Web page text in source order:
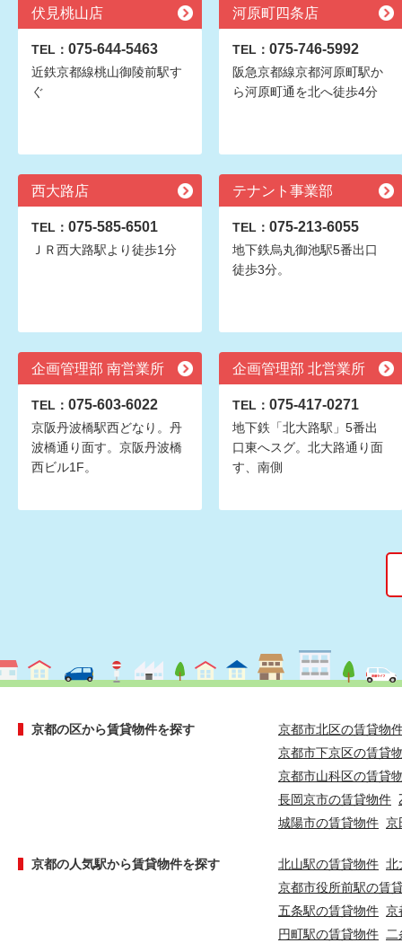
伏見桃山店
TEL： 075-644-5463
近鉄京都線桃山御陵前駅す
ぐ
河原町四条店
TEL： 075-746-5992
阪急京都線京都河原町駅か
ら河原町通を北へ徒歩4分
西大路店
TEL： 075-585-6501
ＪＲ西大路駅より徒歩1分
テナント事業部
TEL： 075-213-6055
地下鉄烏丸御池駅5番出口
徒歩3分。
企画管理部 南営業所
TEL： 075-603-6022
京阪丹波橋駅西どなり。丹
波橋通り面す。京阪丹波橋
西ビル1F。
企画管理部 北営業所
TEL： 075-417-0271
地下鉄「北大路駅」5番出
口東へスグ。北大路通り面
す、南側
京都の区から賃貸物件を探す
京都市北区の賃貸物
京都市下京区の賃貸
京都市山科区の賃貸
長岡京市の賃貸物件
城陽市の賃貸物件 京
京都の人気駅から賃貸物件を探す 北山駅の賃貸物件 北
京都市役所前駅の賃
五条駅の賃貸物件 京
円町駅の賃貸物件